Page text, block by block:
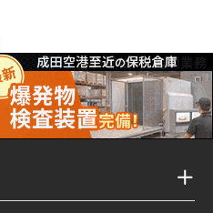
Top